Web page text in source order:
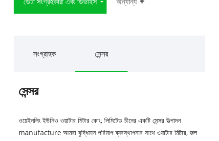
সংগ্রাহক সেন্সর
সেন্সর
ওয়েইনলিং ইউনিও ওয়াটার মিটার কোং, লিমিটেড চীনের একটি সেন্সর উত্পাদন
manufacture আমরা বুদ্ধিমান পরিমাপ ব্যবস্থাপনার সাথে ওয়াটার মিটার, জল